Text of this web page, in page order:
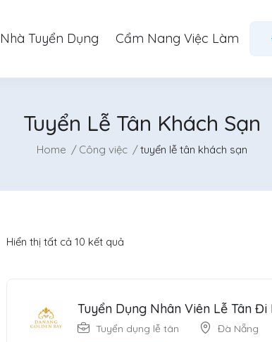
Nhà Tuyển Dụng Cẩm Nang Việc Làm
Tuyển Lễ Tân Khách Sạn
Home Công việc tuyển lễ tân khách sạn
Hiển thị tất cả 10 kết quả
Tuyển Dụng Nhân Viên Lễ Tân
Tuyển dụng lễ tân Đà Nẵng